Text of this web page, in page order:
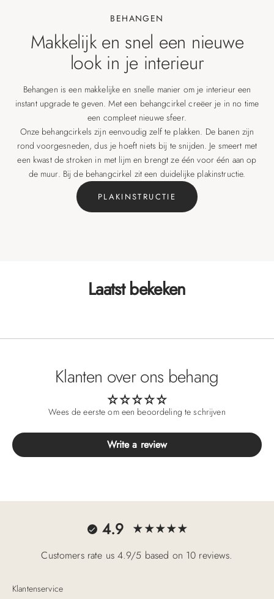
BEHANGEN
Makkelijk en snel een nieuwe
look in je interieur
Behangen is een makkelijke en snelle manier om je interieur een
instant upgrade te geven. Met een behangcirkel creëer je in no time
een compleet nieuwe sfeer.
Onze behangcirkels zijn eenvoudig zelf te plakken. De banen zijn
rond voorgesneden, dus je hoeft niets bij te snijden. Je smeert met
een kwast de stroken in met lijm en brengt ze één voor één aan op
de muur. Bij de behangcirkel zit een duidelijke plakinstructie.
PLAKINSTRUCTIE
Laatst bekeken
Klanten over ons behang
Wees de eerste om een beoordeling te schrijven
Write a review
4.9
Customers rate us 4.9/5 based on 10 reviews.
Klantenservice